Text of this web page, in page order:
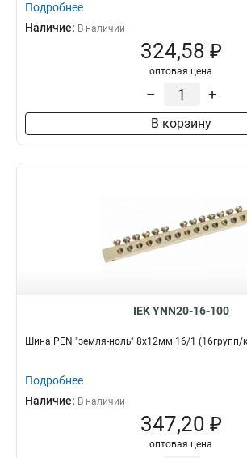
Подробнее
Наличие: В наличии
324,58 ₽
оптовая цена
– +
В корзину
IEK YNN20-16-100
Шина PEN "земля-ноль" 8х12мм 16/1 (16групп/
Подробнее
Наличие: В наличии
347,20 ₽
оптовая цена